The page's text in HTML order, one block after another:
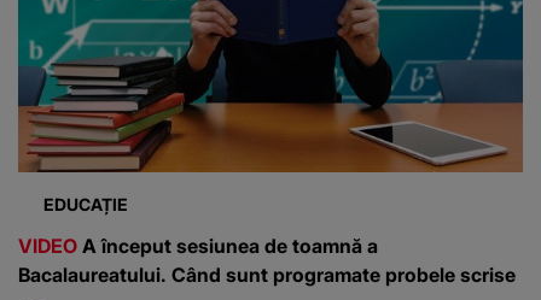
EDUCAȚIE
VIDEO A început sesiunea de toamnă a
Bacalaureatului. Când sunt programate probele scrise